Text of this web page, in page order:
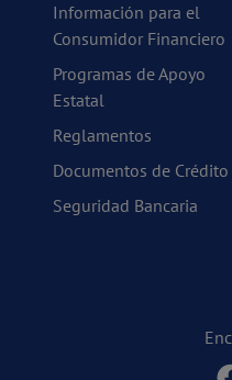
Información para el
Consumidor Financiero
Programas de Apoyo
Estatal
Reglamentos
Documentos de Crédito
Seguridad Bancaria